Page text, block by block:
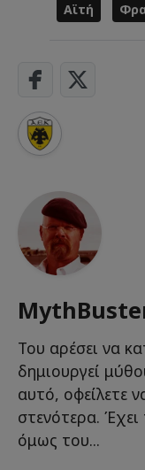
Αϊτή
Του αρέσει να
δημιουργεί
αυτό, οφείλετε
στενότερα.
όμως του...